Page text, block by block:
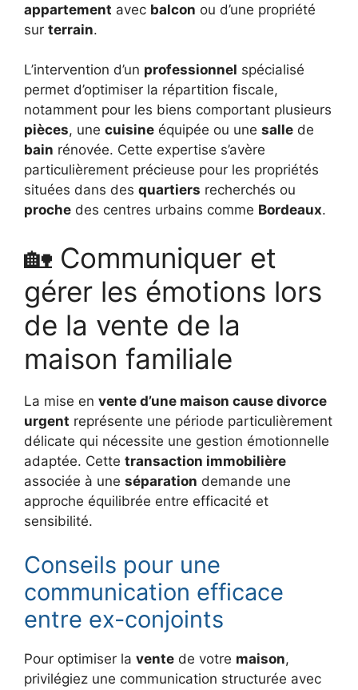
appartement avec balcon ou d’une propriété
sur terrain.
L’intervention d’un professionnel spécialisé
permet d’optimiser la répartition fiscale,
notamment pour les biens comportant plusieurs
pièces, une cuisine équipée ou une salle de
bain rénovée. Cette expertise s’avère
particulièrement précieuse pour les propriétés
situées dans des quartiers recherchés ou
proche des centres urbains comme Bordeaux.
🏡 Communiquer et
gérer les émotions lors
de la vente de la
maison familiale
La mise en vente d’une maison cause divorce
urgent représente une période particulièrement
délicate qui nécessite une gestion émotionnelle
adaptée. Cette transaction immobilière
associée à une séparation demande une
approche équilibrée entre efficacité et
sensibilité.
Conseils pour une
communication efficace
entre ex-conjoints
Pour optimiser la vente de votre maison,
privilégiez une communication structurée avec